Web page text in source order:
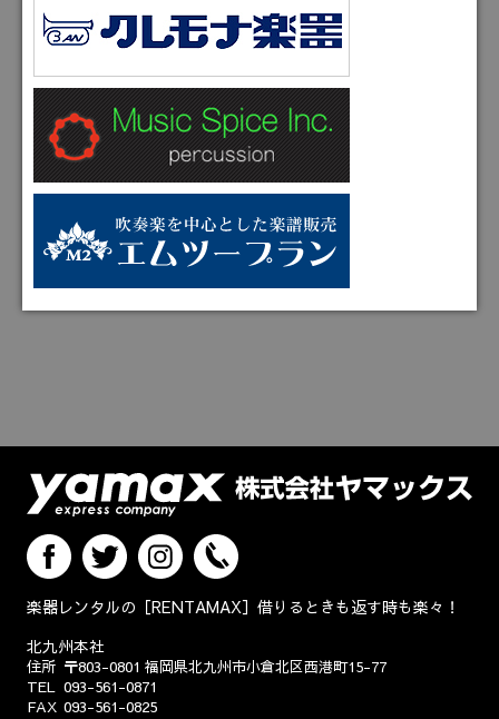
楽器レンタルの［RENTAMAX］借りるときも返す時も楽々！
北九州本社
住所 〒803-0801 福岡県北九州市小倉北区西港町15-77
TEL 093-561-0871
FAX 093-561-0825